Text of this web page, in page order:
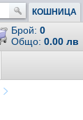
КОШНИЦА
Брой: 0
Общо: 0.00 лв